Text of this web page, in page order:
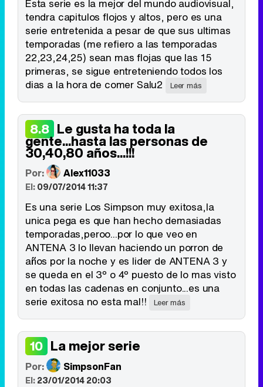
Esta serie es la mejor del mundo audiovisual,
tendra capitulos flojos y altos, pero es una
serie entretenida a pesar de que sus ultimas
temporadas (me refiero a las temporadas
22,23,24,25) sean mas flojas que las 15
primeras, se sigue entreteniendo todos los
dias a la hora de comer Salu2
Leer más
8.8 Le gusta ha toda la
gente...hasta las personas de
30,40,80 años...!!!
Por: Alex11033
El:09/07/2014 11:37
Es una serie Los Simpson muy exitosa,la
unica pega es que han hecho demasiadas
temporadas,peroo...por lo que veo en
ANTENA 3 lo llevan haciendo un porron de
años por la noche y es lider de ANTENA 3 y
se queda en el 3º o 4º puesto de lo mas visto
en todas las cadenas en conjunto...es una
serie exitosa no esta mal!!
Leer más
10 La mejor serie
Por: SimpsonFan
El:23/01/2014 20:03